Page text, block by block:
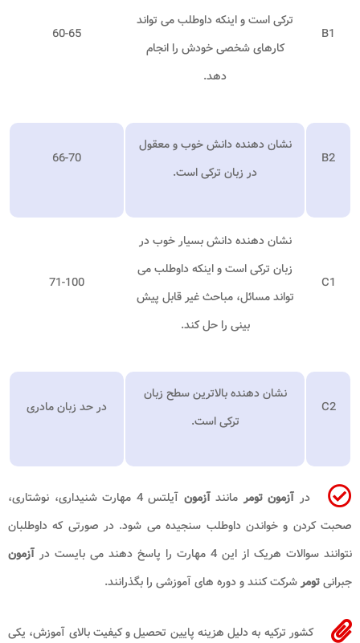
B1
ترکی است و اینکه داوطلب می تواند
کارهای شخصی خودش را انجام
دهد.
60-65
B2
نشان دهنده دانش خوب و معقول
در زبان ترکی است.
66-70
C1
نشان دهنده دانش بسیار خوب در
زبان ترکی است و اینکه داوطلب می
تواند مسائل، مباحث غیر قابل پیش
بینی را حل کند.
71-100
C2
نشان دهنده بالاترین سطح زبان
ترکی است.
در حد زبان مادری
در آزمون تومرمانندآزمون
آیلتس 4 مهارت شنیداری، نوشتاری،
صحبت کردن و خواندن داوطلب سنجیده می شود. در صورتی که داوطلبان
نتوانند سوالات هریک از این 4 مهارت را پاسخ دهند می بایست در
آزمون
جبرانیتومرشرکت کنند و دوره های آموزشی را بگذرانند.
کشور ترکیه به دلیل هزینه پایین تحصیل و کیفیت بالای آموزش، یکی